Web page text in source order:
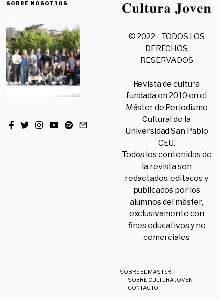
SOBRE NOSOTROS
© 2022 - TODOS LOS
DERECHOS
RESERVADOS
Revista de cultura
fundada en 2010 en el
Máster de Periodismo
Cultural de la
Universidad San Pablo
CEU.
Todos los contenidos de
la revista son
redactados, editados y
publicados por los
alumnos del máster,
exclusivamente con
fines educativos y no
comerciales
SOBRE EL MÁSTER
SOBRE CULTURA JOVEN
CONTACTO